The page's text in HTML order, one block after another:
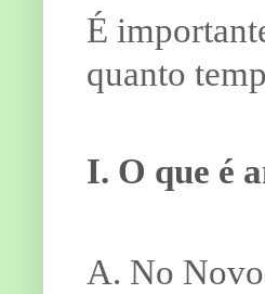
É
quanto
I. O que é
A. No